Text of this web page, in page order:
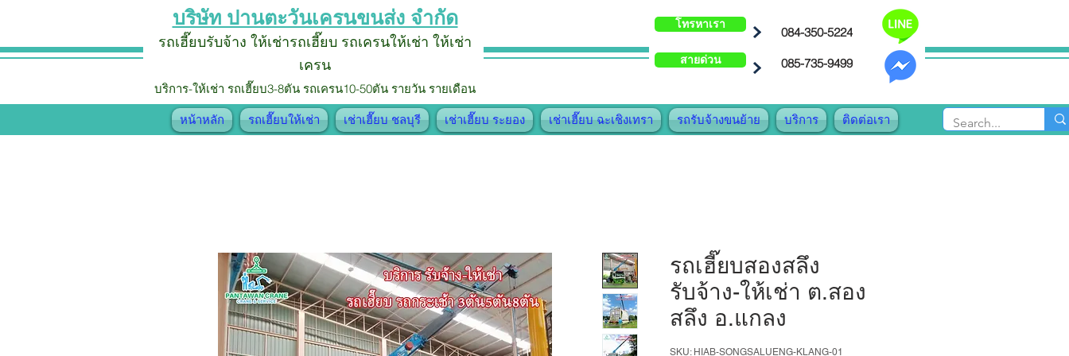
บริษัท ปานตะวันเครนขนส่ง จำกัด
รถเฮี๊ยบรับจ้าง ให้เช่ารถเฮี๊ยบ รถเครนให้เช่า ให้เช่า
เครน
บริการ-ให้เช่า รถเฮี๊ยบ3-8ตัน รถเครน10-50ตัน รายวัน รายเดือน
โทรหาเรา
สายด่วน
084-350-5224
085-735-9499
หน้าหลัก รถเฮี๊ยบให้เช่า เช่าเฮี๊ยบ ชลบุรี เช่าเฮี๊ยบ ระยอง เช่าเฮี๊ยบ ฉะเชิงเทรา รถรับจ้างขนย้าย บริการ ติดต่อเรา
รถเฮี๊ยบสองสลึง
รับจ้าง-ให้เช่า ต.สอง
สลึง อ.แกลง
SKU: HIAB-SONGSALUENG-KLANG-01